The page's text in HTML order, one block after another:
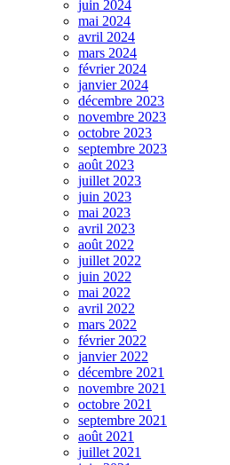
juin 2024
mai 2024
avril 2024
mars 2024
février 2024
janvier 2024
décembre 2023
novembre 2023
octobre 2023
septembre 2023
août 2023
juillet 2023
juin 2023
mai 2023
avril 2023
août 2022
juillet 2022
juin 2022
mai 2022
avril 2022
mars 2022
février 2022
janvier 2022
décembre 2021
novembre 2021
octobre 2021
septembre 2021
août 2021
juillet 2021